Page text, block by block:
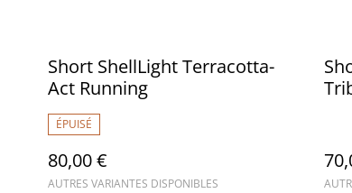
Short ShellLight Terracotta-
Act Running
ÉPUISÉ
80,00 €
AUTRES VARIANTES DISPONIBLES